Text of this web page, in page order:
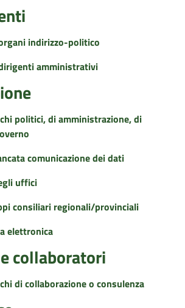
indirizzo-politico
amministrativi
politici, di amministrazione, di
comunicazione dei dati
uffici
consiliari regionali/provinciali
elettronica
collaboratori
di collaborazione o consulenza